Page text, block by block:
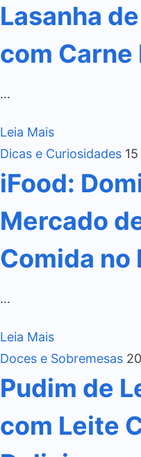
Lasanha
com Carne
…
Leia Mais
Dicas e Curiosidades
iFood:
Mercado
Comida no
…
Leia Mais
Doces e Sobremesas
Pudim de
com Leite